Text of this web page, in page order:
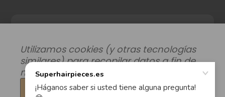
Utilizamos cookies (y otras tecnologías
similares) para recopilar datos a fin de
mejorar su experiencia de compra.
Configuración